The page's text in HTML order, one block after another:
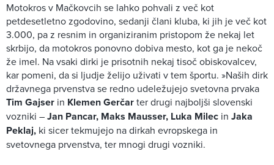
Motokros v Mačkovcih se lahko pohvali z več kot
petdesetletno zgodovino, sedanji člani kluba, ki jih je več kot
3.000, pa z resnim in organiziranim pristopom že nekaj let
skrbijo, da motokros ponovno dobiva mesto, kot ga je nekoč
že imel. Na vsaki dirki je prisotnih nekaj tisoč obiskovalcev,
kar pomeni, da si ljudje želijo uživati v tem športu. »Naših dirk
državnega prvenstva se redno udeležujejo svetovna prvaka
Tim Gajser in Klemen Gerčarter drugi najboljši slovenski
vozniki –Jan Pancar, Maks Mausser, Luka Milec in Jaka
Peklaj, ki sicer tekmujejo na dirkah evropskega in
svetovnega prvenstva, ter mnogi drugi vozniki.